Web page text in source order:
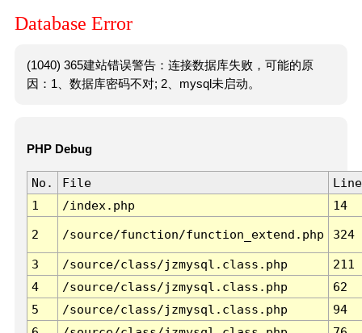
Database Error
(1040) 365建站错误警告：连接数据库失败，可能的原
因：1、数据库密码不对; 2、mysql未启动。
PHP Debug
No. File
Line
1
/index.php 14
2 /source/function/function_extend.php 324
3 /source/class/jzmysql.class.php
211
4
/source/class/jzmysql.class.php
62
5
/source/class/jzmysql.class.php
94